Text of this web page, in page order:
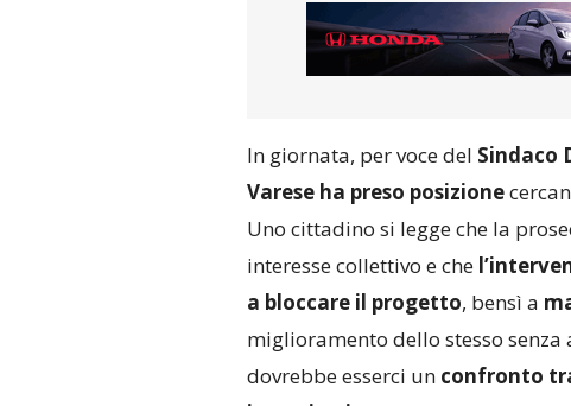
In giornata, per voce del Sindaco
Varese ha preso posizione
Uno cittadino si legge che la
interesse collettivo e che
a bloccare il progetto, bensì a
miglioramento dello stesso
dovrebbe esserci unconfronto